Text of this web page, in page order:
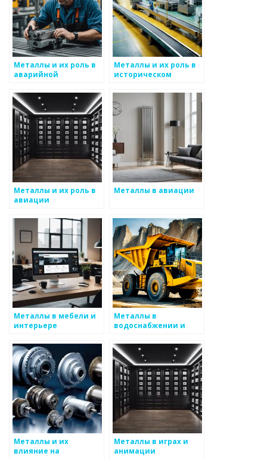
Металлы и их роль в
аварийной
Металлы и их роль в
историческом
Металлы и их роль в
авиации
Металлы в авиации
Металлы в мебели и
интерьере
Металлы в
водоснабжении и
Металлы и их
влияние на
Металлы в играх и
анимации